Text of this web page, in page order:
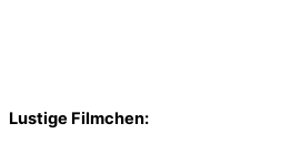
Lustige Filmchen: